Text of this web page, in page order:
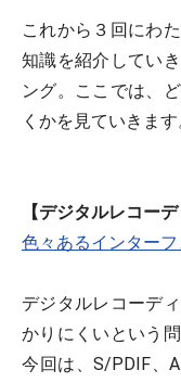
これから３回にわ
知識を紹介してい
ング。ここでは、
くかを見ていきます
【デジタルレコー
色々あるインターフ
デジタルレコーデ
かりにくいという
今回は、S/PDIF、